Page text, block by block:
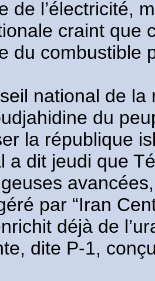
de l’électricité,
craint que
du combustible
national de la
du
la république
a dit jeudi que
par “Iran
déjà de
dite P-1,